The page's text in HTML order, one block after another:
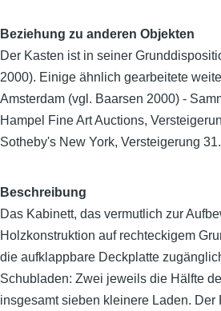
Beziehung zu anderen Objekten
Der Kasten ist in seiner
2000). Einige ähnlich gearbeitete
Amsterdam (vgl. Baarsen 2000) -
Hampel Fine Art Auctions,
Sotheby's New York, Versteigerung
Beschreibung
Das Kabinett, das vermutlich zur
Holzkonstruktion auf rechteckigem
die aufklappbare Deckplatte
Schubladen: Zwei jeweils die Hälfte
insgesamt sieben kleinere Laden.